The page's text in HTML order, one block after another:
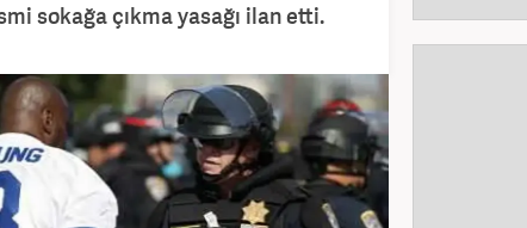
sokağa çıkma yasağı ilan etti.